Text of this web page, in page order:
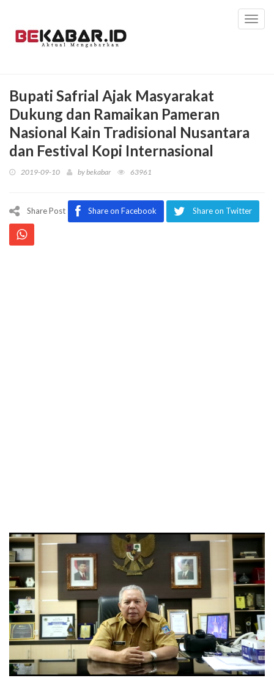
Bupati Safrial Ajak Masyarakat
Dukung dan Ramaikan Pameran
Nasional Kain Tradisional Nusantara
dan Festival Kopi Internasional
2019-09-10 bybekabar 63961
Share Post Share on Facebook Share on Twitter